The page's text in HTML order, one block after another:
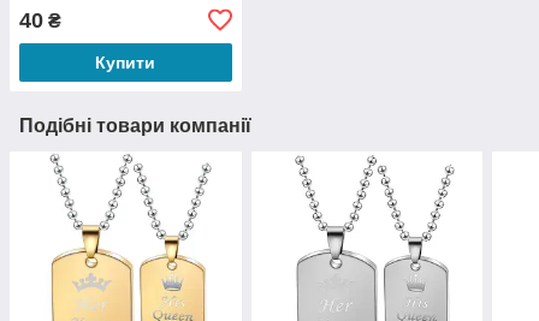
40 ₴
Купити
Подібні товари компанії